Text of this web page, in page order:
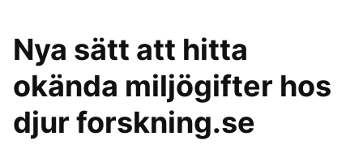
Nya sätt att hitta
okända miljögifter hos
djur forskning.se